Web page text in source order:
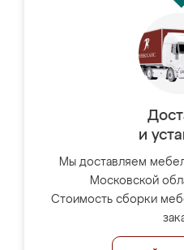
и
Мы доставляем
Московской
Стоимость сборки